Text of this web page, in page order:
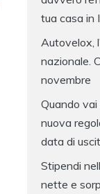
tua casa in
Autovelox,
nazionale.
novembre
Quando
nuova
data di
Stipendi
nette e